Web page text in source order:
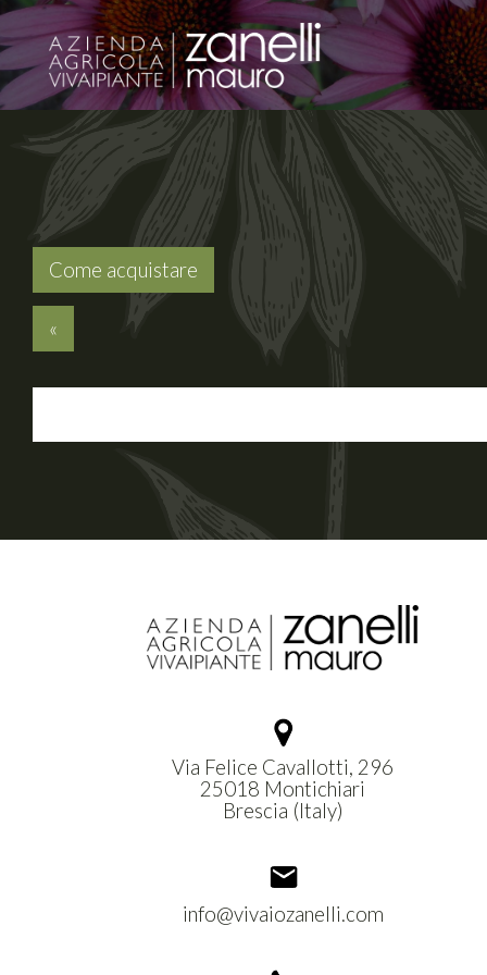
Come acquistare
«
Via Felice Cavallotti, 296
25018 Montichiari
Brescia (Italy)
info@vivaiozanelli.com